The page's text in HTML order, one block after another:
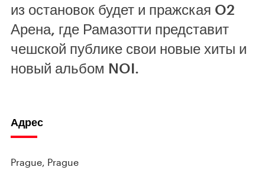
из остановок будет и пражская O2
Арена, где Рамазотти представит
чешской публике свои новые хиты и
новый альбом NOI.
Адрес
Prague, Prague